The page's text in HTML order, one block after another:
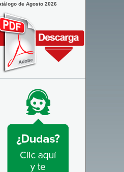
de Agosto 2026